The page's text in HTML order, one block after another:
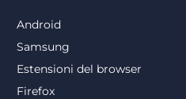
Android
Samsung
Estensioni del browser
Firefox